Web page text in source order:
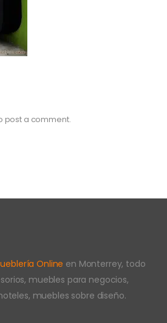
post a comment.
Online en Monterrey, todo
muebles para negocios,
muebles sobre diseño.